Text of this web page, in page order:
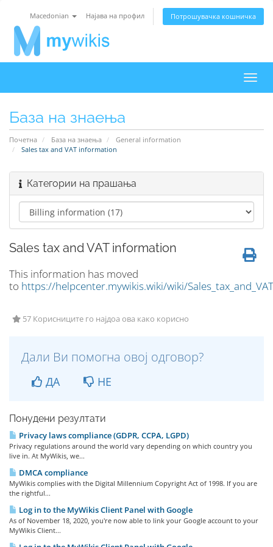
Macedonian Најава на профил Потрошувачка кошничка
ја
База на знаења
Почетна База на знаења
General information
Sales tax and VAT information
Категории на прашања
Sales tax and VAT information
This information has moved
to https://helpcenter.mywikis.wiki/wiki/Sales_tax_and_VAT
57 Корисниците го најдоа ова како корисно
Дали Ви помогна овој одговор?
ДА НЕ
Понудени резултати
Privacy laws compliance (GDPR, CCPA, LGPD)
Privacy regulations around the world vary depending on which country you
live in. At MyWikis, we...
DMCA compliance
MyWikis complies with the Digital Millennium Copyright Act of 1998. If you are
the rightful...
Log in to the MyWikis Client Panel with Google
As of November 18, 2020, you're now able to link your Google account to your
MyWikis Client...